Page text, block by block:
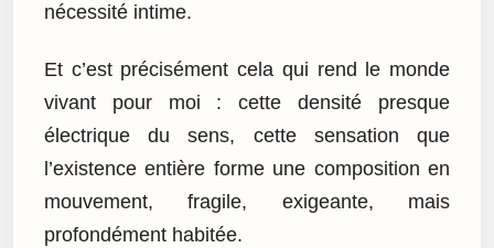
nécessité intime.
Et c’est précisément cela qui rend le monde
vivant pour moi : cette densité presque
électrique du sens, cette sensation que
l’existence entière forme une composition en
mouvement, fragile, exigeante, mais
profondément habitée.